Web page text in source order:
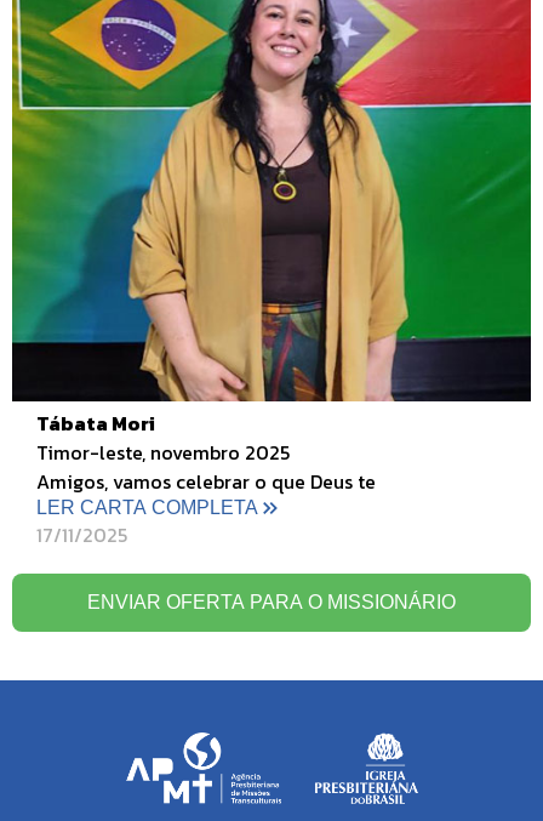
Tábata Mori
Timor-leste, novembro 2025
Amigos, vamos celebrar o que Deus te
LER CARTA COMPLETA
17/11/2025
ENVIAR OFERTA PARA O MISSIONÁRIO